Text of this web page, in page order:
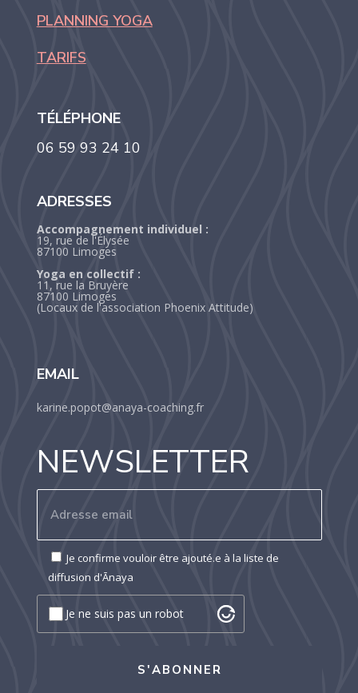
PLANNING YOGA
TARIFS
TÉLÉPHONE
06 59 93 24 10
ADRESSES
Accompagnement individuel :
19, rue de l'Élysée
87100 Limoges
Yoga en collectif :
11, rue la Bruyère
87100 Limoges
(Locaux de l'association Phoenix Attitude)
EMAIL
karine.popot@anaya-coaching.fr
NEWSLETTER
Je confirme vouloir être ajouté.e à la liste de
diffusion d'Ānaya
Je ne suis pas un robot